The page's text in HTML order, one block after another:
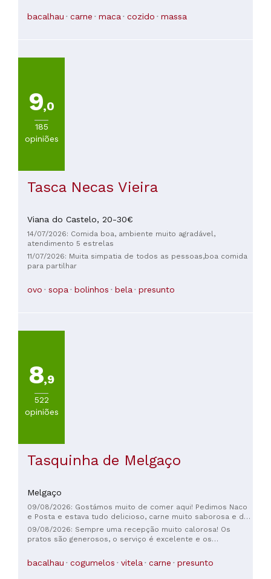
bacalhau carne maca cozido massa
9,0
185
opiniões
Tasca Necas Vieira
Viana do Castelo, 20-30€
14/07/2026: Comida boa, ambiente muito agradável,
atendimento 5 estrelas
11/07/2026: Muita simpatia de todos as pessoas,boa comida
para partilhar
ovo sopa bolinhos bela presunto
8,9
522
opiniões
Tasquinha de Melgaço
Melgaço
09/08/2026: Gostámos muito de comer aqui! Pedimos Naco
e Posta e estava tudo delicioso, carne muito saborosa e de
ótima qualidade. 😋 Demorou um bocadinho mais, mas o
restaurante estava cheio e todas as mesas estavam
esperar! Um restaurante que recomendamos e onde
09/08/2026: Sempre uma recepção muito calorosa! Os
pratos são generosos, o serviço é excelente e os
as crianças.
bacalhau cogumelos vitela carne presunto